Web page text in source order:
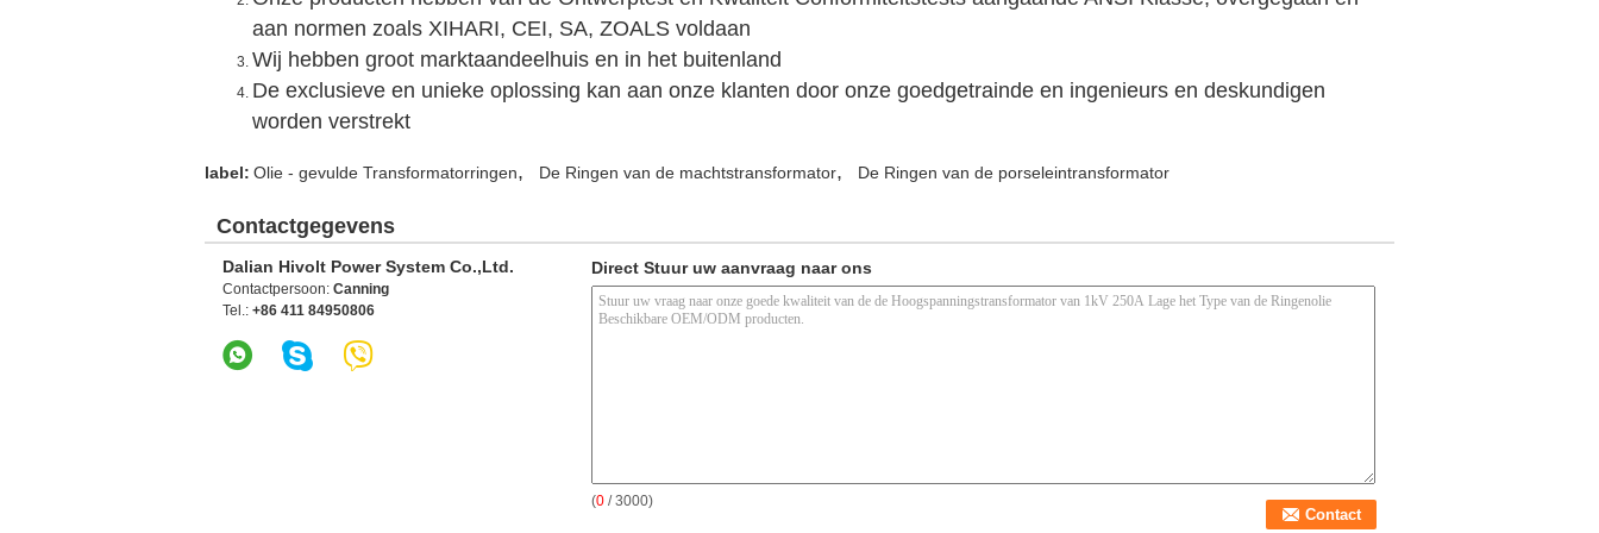
aan normen zoals XIHARI, CEI, SA, ZOALS voldaan
Wij hebben groot marktaandeelhuis en in het buitenland
De exclusieve en unieke oplossing kan aan onze klanten door onze goedgetrainde en ingenieurs en deskundigen
worden verstrekt
label: Olie - gevulde Transformatorringen, De Ringen van de machtstransformator, De Ringen van de porseleintransformator
Contactgegevens
Dalian Hivolt Power System Co.,Ltd.
Contactpersoon: Canning
Tel.: +86 411 84950806
Direct Stuur uw aanvraag naar ons
(0 / 3000)